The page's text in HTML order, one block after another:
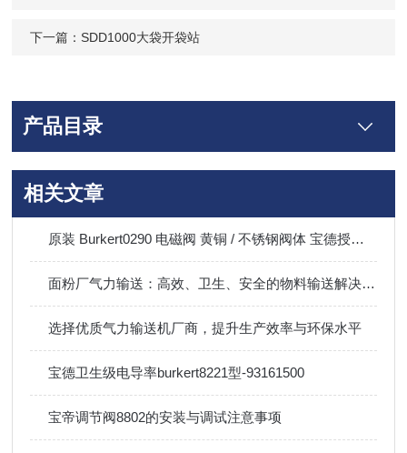
下一篇： SDD1000大袋开袋站
产品目录
相关文章
原装 Burkert0290 电磁阀 黄铜 / 不锈钢阀体 宝德授权代理商直发
面粉厂气力输送：高效、卫生、安全的物料输送解决方案
选择优质气力输送机厂商，提升生产效率与环保水平
宝德卫生级电导率burkert8221型-93161500
宝帝调节阀8802的安装与调试注意事项